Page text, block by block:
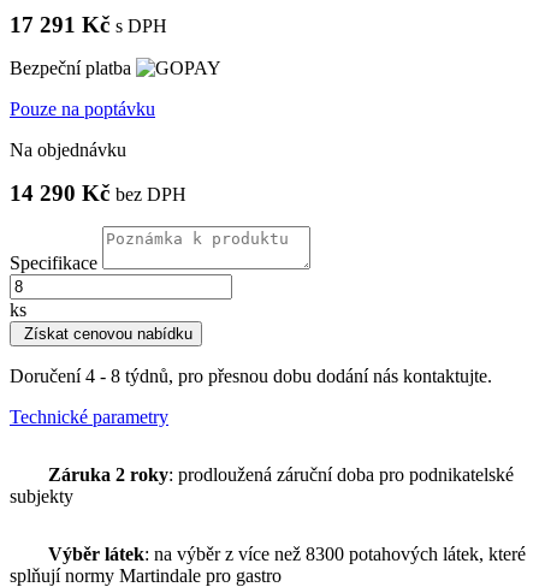
17 291 Kč s DPH
Bezpeční platba
Pouze na poptávku
Na objednávku
14 290 Kč bez DPH
Specifikace
ks
Získat cenovou nabídku
Doručení 4 - 8 týdnů, pro přesnou dobu dodání nás kontaktujte.
Technické parametry
Záruka 2 roky: prodloužená záruční doba pro podnikatelské
subjekty
Výběr látek: na výběr z více než 8300 potahových látek, které
splňují normy Martindale pro gastro